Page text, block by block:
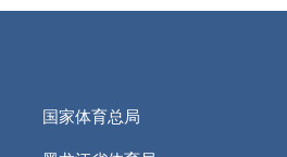
国家体育总局